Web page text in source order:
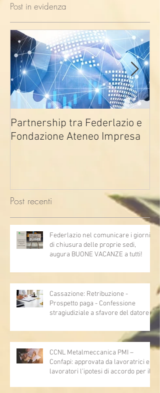
Post in evidenza
Partnership tra Federlazio e
Fondazione Ateneo Impresa
Post recenti
Federlazio nel comunicare i giorni
di chiusura delle proprie sedi,
augura BUONE VACANZE a tutti!
Cassazione: Retribuzione -
Prospetto paga - Confessione
stragiudiziale a sfavore del datore di
lavoro - Prova legale - Sussiste. (Cc,
articoli 1362, 2697, 2730, 2732, 2734
e 2735)
CCNL Metalmeccanica PMI –
Confapi: approvata da lavoratrici e
lavoratori l’ipotesi di accordo per il